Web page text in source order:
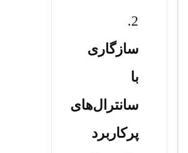
2.
سازگاری
با
سانترال‌های
پرکاربرد